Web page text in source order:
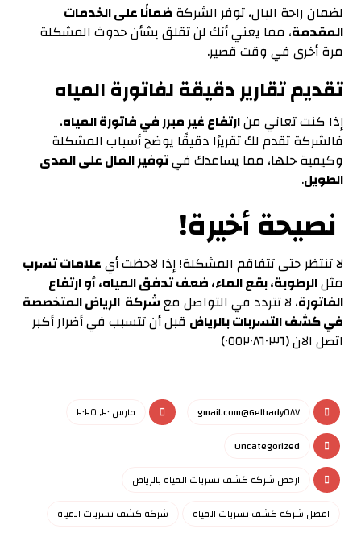
لضمان راحة البال، توفر الشركة ضمانًا على الخدمات
المقدمة، مما يعني أنك لن تقلق بشأن حدوث المشكلة
مرة أخرى في وقت قصير.
تقديم تقارير دقيقة لفاتورة المياه
إذا كنت تعاني منارتفاع غير مبرر في فاتورة المياه،
فالشركة تقدم لك تقريرًا دقيقًا يوضح أسباب المشكلة
وكيفية حلها، مما يساعدك فيتوفير المال على المدى
الطويل.
نصيحة أخيرة!
لا تنتظر حتى تتفاقم المشكلة! إذا لاحظت أيعلامات تسرب
مثلالرطوبة، بقع الماء، ضعف تدفق المياه، أو ارتفاع
الفاتورة، لا تتردد في التواصل معشركة الرياض المتخصصة
في كشف التسربات بالرياض قبل أن تتسبب في أضرار أكبر
اتصل الان (٠٥٥٢٠٨٦٠٣٦)
Gelhady٥٨٧@gmail.com
مارس ٢٠, ٢٠٢٥
Uncategorized
ارخص شركة كشف تسربات المياة بالرياض
افضل شركة كشف تسربات المياة
شركة كشف تسربات المياة